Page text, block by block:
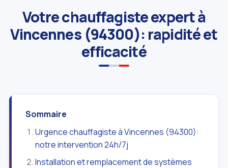
Votre chauffagiste expert à
Vincennes (94300): rapidité et
efficacité
Sommaire
Urgence chauffagiste à Vincennes (94300):
notre intervention 24h/7j
Installation et remplacement de systèmes